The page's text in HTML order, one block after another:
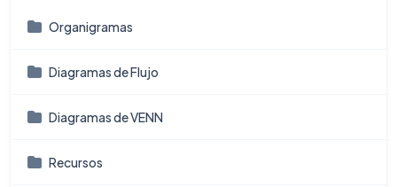
Organigramas
Diagramas de Flujo
Diagramas de VENN
Recursos